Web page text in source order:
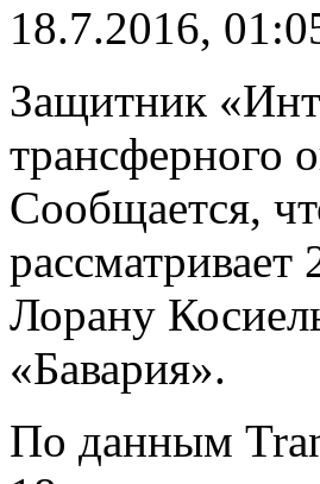
18.7.2016,
Защитник
трансферного
Сообщается,
рассматривает
Лорану
«Бавария».
По данным